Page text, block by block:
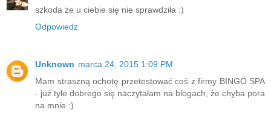
szkoda że u ciebie się nie sprawdziła :)
Odpowiedz
Unknown marca 24, 2015 1:09 PM
Mam straszną ochotę przetestować coś z firmy BINGO SPA
- już tyle dobrego się naczytałam na blogach, że chyba pora
na mnie :)